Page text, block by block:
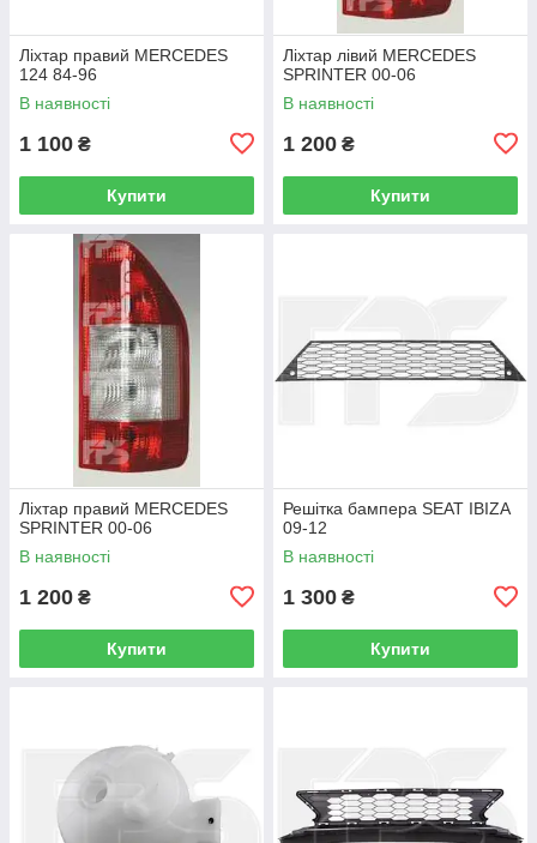
Ліхтар правий MERCEDES
124 84-96
В наявності
1 100 ₴
Купити
Ліхтар лівий MERCEDES
SPRINTER 00-06
В наявності
1 200 ₴
Купити
Ліхтар правий MERCEDES
SPRINTER 00-06
В наявності
1 200 ₴
Купити
Решітка бампера SEAT IBIZA
09-12
В наявності
1 300 ₴
Купити